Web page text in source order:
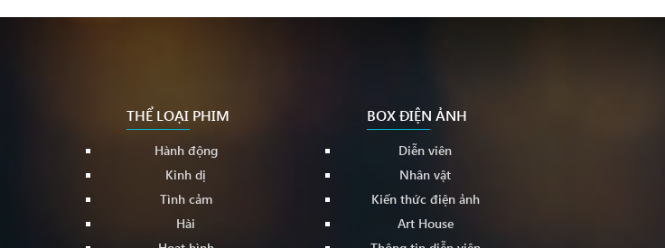
THỂ LOẠI PHIM
Hành động
Kinh dị
Tình cảm
Hài
BOX ĐIỆN ẢNH
Diễn viên
Nhân vật
Kiến thức điện ảnh
Art House